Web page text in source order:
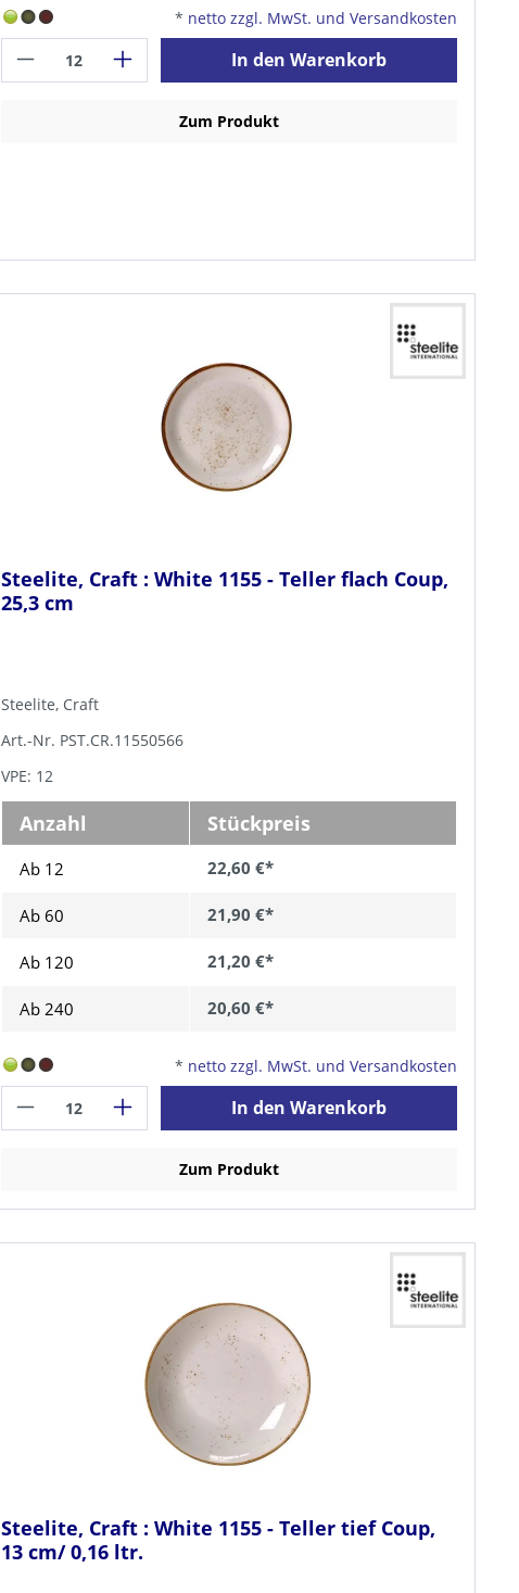
* netto zzgl. MwSt. und Versandkosten
In den Warenkorb
Zum Produkt
Steelite, Craft : White 1155 - Teller flach Coup,
25,3 cm
Steelite, Craft
Art.-Nr. PST.CR.11550566
VPE: 12
Anzahl Stückpreis
Ab 12 22,60 €*
Ab 60 21,90 €*
Ab 120 21,20 €*
Ab 240 20,60 €*
* netto zzgl. MwSt. und Versandkosten
In den Warenkorb
Zum Produkt
Steelite, Craft : White 1155 - Teller tief Coup,
13 cm/ 0,16 ltr.